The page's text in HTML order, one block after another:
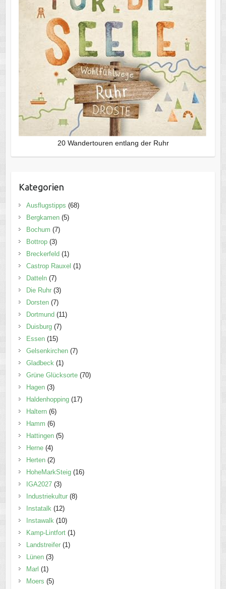
20 Wandertouren entlang der Ruhr
Kategorien
Ausflugstipps (68)
Bergkamen(5)
Bochum (7)
Bottrop(3)
Breckerfeld (1)
Castrop Rauxel (1)
Datteln(7)
Die Ruhr(3)
Dorsten(7)
Dortmund (11)
Duisburg(7)
Essen(15)
Gelsenkirchen(7)
Gladbeck(1)
Grüne Glücksorte(70)
Hagen(3)
Haldenhopping(17)
Haltern(6)
Hamm (6)
Hattingen(5)
Herne(4)
Herten(2)
HoheMarkSteig(16)
IGA2027(3)
Industriekultur(8)
Instatalk(12)
Instawalk(10)
Kamp-Lintfort(1)
Landstreifer(1)
Lünen(3)
Marl (1)
Moers (5)